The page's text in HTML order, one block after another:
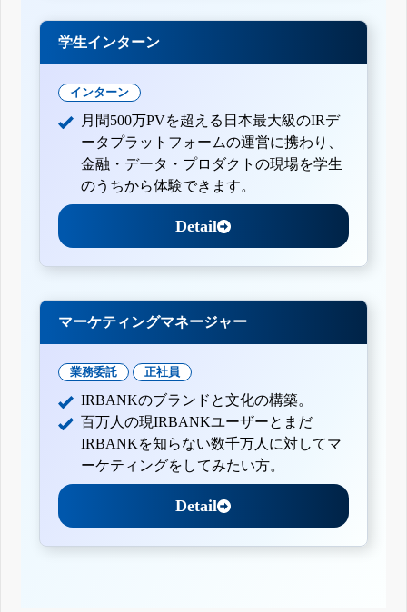
学生インターン
インターン
月間500万PVを超える日本最大級のIRデ
ータプラットフォームの運営に携わり、
金融・データ・プロダクトの現場を学生
のうちから体験できます。
Detail
マーケティングマネージャー
業務委託 正社員
IRBANKのブランドと文化の構築。
百万人の現IRBANKユーザーとまだ
IRBANKを知らない数千万人に対してマ
ーケティングをしてみたい方。
Detail